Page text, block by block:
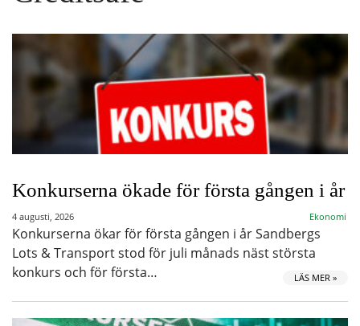
Konkurserna ökade för första gången i år
4 augusti, 2026 Ekonomi
Konkurserna ökar för första gången i år Sandbergs
Lots & Transport stod för juli månads näst största
konkurs och för första…
LÄS MER »